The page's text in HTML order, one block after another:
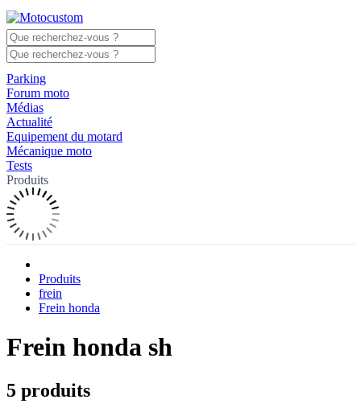
Parking
Forum moto
Médias
Actualité
Equipement du motard
Mécanique moto
Tests
Produits
Produits
frein
Frein honda
Frein honda sh
5 produits